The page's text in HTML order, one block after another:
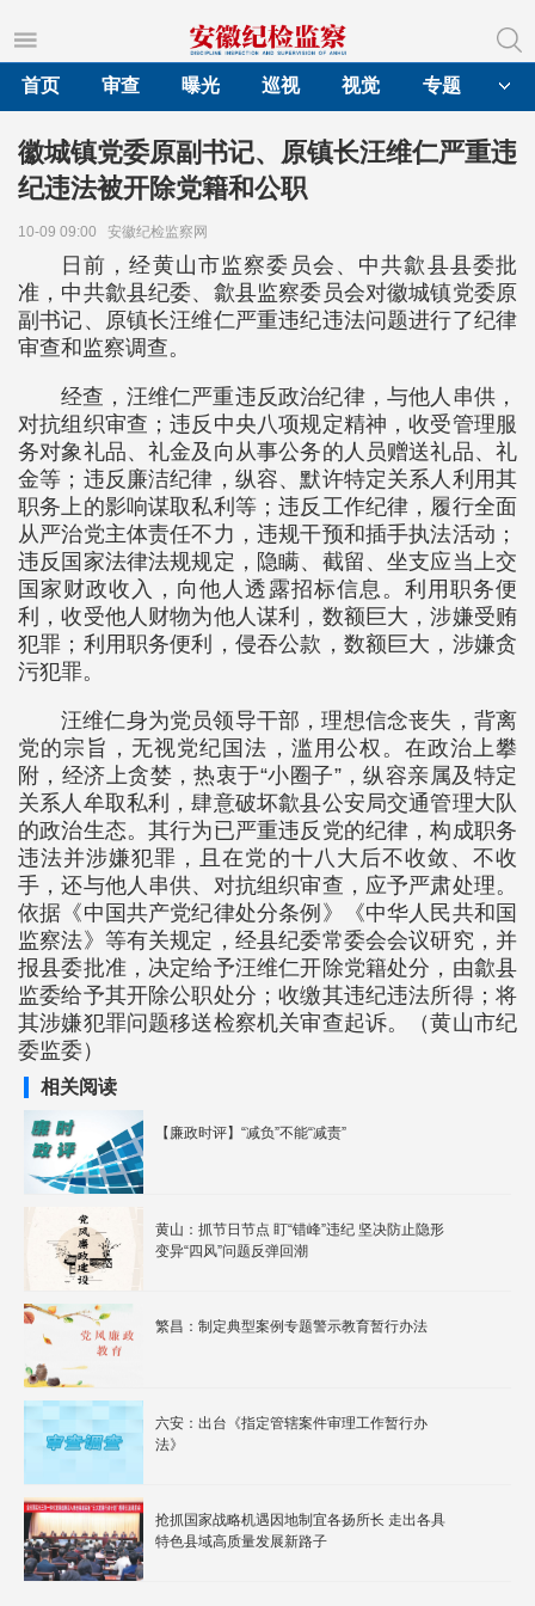
首页
审查 曝光 巡视 视觉 专题
徽城镇党委原副书记、原镇长汪维仁严重违
纪违法被开除党籍和公职
10-09 09:00 安徽纪检监察网
日前，经黄山市监察委员会、中共歙县县委批
准，中共歙县纪委、歙县监察委员会对徽城镇党委原
副书记、原镇长汪维仁严重违纪违法问题进行了纪律
审查和监察调查。
经查，汪维仁严重违反政治纪律，与他人串供，
对抗组织审查；违反中央八项规定精神，收受管理服
务对象礼品、礼金及向从事公务的人员赠送礼品、礼
金等；违反廉洁纪律，纵容、默许特定关系人利用其
职务上的影响谋取私利等；违反工作纪律，履行全面
从严治党主体责任不力，违规干预和插手执法活动；
违反国家法律法规规定，隐瞒、截留、坐支应当上交
国家财政收入，向他人透露招标信息。利用职务便
利，收受他人财物为他人谋利，数额巨大，涉嫌受贿
犯罪；利用职务便利，侵吞公款，数额巨大，涉嫌贪
污犯罪。
汪维仁身为党员领导干部，理想信念丧失，背离
党的宗旨，无视党纪国法，滥用公权。在政治上攀
附，经济上贪婪，热衷于“小圈子”，纵容亲属及特定
关系人牟取私利，肆意破坏歙县公安局交通管理大队
的政治生态。其行为已严重违反党的纪律，构成职务
违法并涉嫌犯罪，且在党的十八大后不收敛、不收
手，还与他人串供、对抗组织审查，应予严肃处理。
依据《中国共产党纪律处分条例》《中华人民共和国
监察法》等有关规定，经县纪委常委会会议研究，并
报县委批准，决定给予汪维仁开除党籍处分，由歙县
监委给予其开除公职处分；收缴其违纪违法所得；将
其涉嫌犯罪问题移送检察机关审查起诉。（黄山市纪
委监委）
相关阅读
【廉政时评】“减负”不能“减责”
黄山：抓节日节点 盯“错峰”违纪 坚决防止隐形
变异“四风”问题反弹回潮
繁昌：制定典型案例专题警示教育暂行办法
六安：出台《指定管辖案件审理工作暂行办
法》
抢抓国家战略机遇因地制宜各扬所长 走出各具
特色县域高质量发展新路子